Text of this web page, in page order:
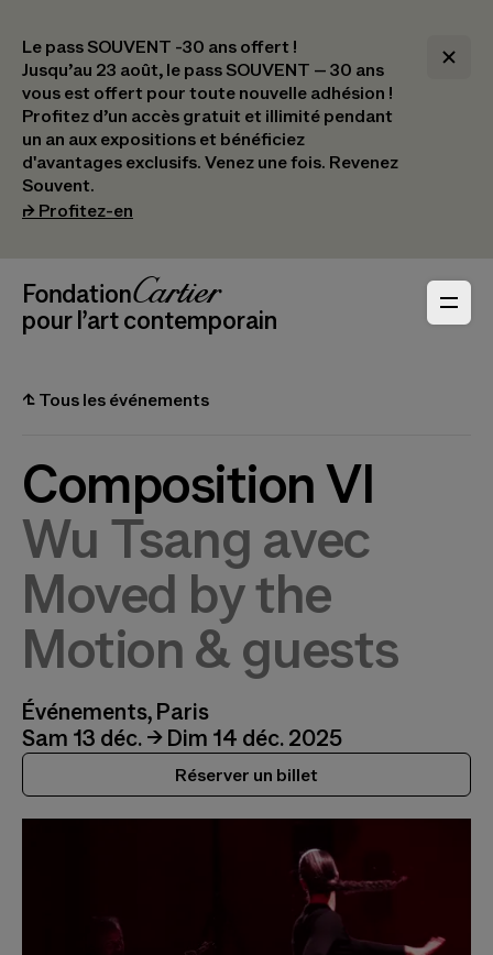
Le pass SOUVENT -30 ans offert !
Jusqu’au 23 août, le pass SOUVENT – 30 ans
vous est offert pour toute nouvelle adhésion !​
Profitez d’un accès gratuit et illimité pendant
un an aux expositions et bénéficiez
d'avantages exclusifs.​ Venez une fois. Revenez
Souvent.
⮣ Profitez-en
Navigation en-tête
_logoFondation Cartier
pour l’art contemporain
⮤ Tous les événements
Composition VI
Wu Tsang avec
Moved by the
Motion & guests
Événements, Paris
Sam 13 déc. → Dim 14 déc. 2025
Réserver un billet